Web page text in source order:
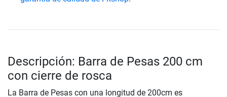
Descripción: Barra de Pesas 200 cm
con cierre de rosca
La Barra de Pesas con una longitud de 200cm es